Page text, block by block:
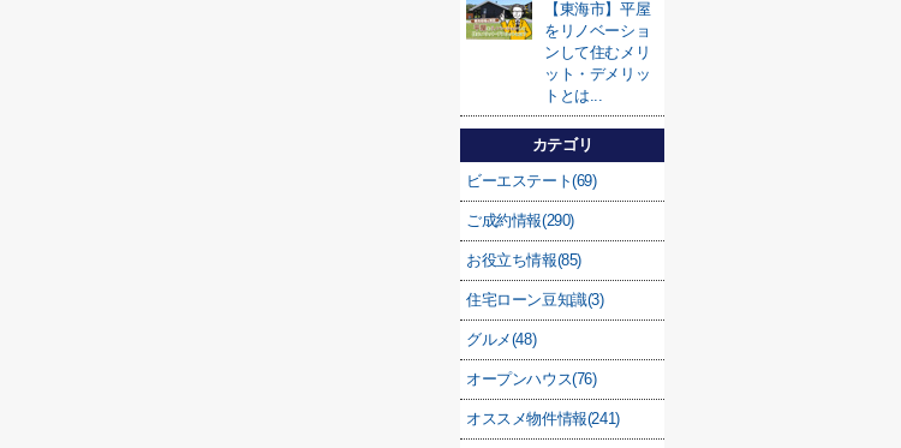
【東海市】平屋
をリノベーショ
ンして住むメリ
ット・デメリッ
トとは...
カテゴリ
ビーエステート(69)
ご成約情報(290)
お役立ち情報(85)
住宅ローン豆知識(3)
グルメ(48)
オープンハウス(76)
オススメ物件情報(241)